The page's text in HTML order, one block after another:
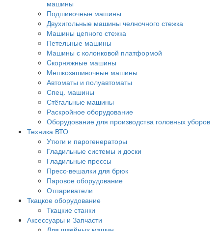
машины
Подшивочные машины
Двухигольные машины челночного стежка
Машины цепного стежка
Петельные машины
Машины с колонковой платформой
Cкорняжные машины
Мешкозашивочные машины
Автоматы и полуавтоматы
Спец. машины
Стёгальные машины
Раскройное оборудование
Оборудование для производства головных уборов
Техника ВТО
Утюги и парогенераторы
Гладильные системы и доски
Гладильные прессы
Пресс-вешалки для брюк
Паровое оборудование
Отпариватели
Ткацкое оборудование
Ткацкие станки
Аксессуары и Запчасти